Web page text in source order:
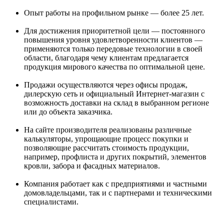
Опыт работы на профильном рынке — более 25 лет.
Для достижения приоритетной цели — постоянного
повышения уровня удовлетворенности клиентов —
применяются только передовые технологии в своей
области, благодаря чему клиентам предлагается
продукция мирового качества по оптимальной цене.
Продажи осуществляются через офисы продаж,
дилерскую сеть и официальный Интернет-магазин с
возможность доставки на склад в выбранном регионе
или до объекта заказчика.
На сайте производителя реализованы различные
калькуляторы, упрощающие процесс покупки и
позволяющие рассчитать стоимость продукции,
например, профлиста и других покрытий, элементов
кровли, забора и фасадных материалов.
Компания работает как с предприятиями и частными
домовладельцами, так и с партнерами и техническими
специалистами.